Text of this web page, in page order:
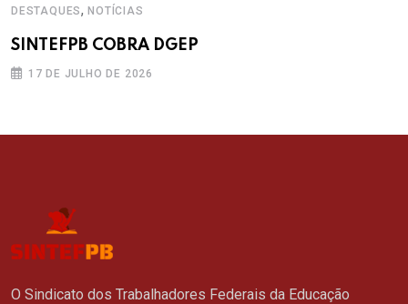
DESTAQUES,NOTÍCIAS
SINTEFPB COBRA DGEP
17 DE JULHO DE 2026
O Sindicato dos Trabalhadores Federais da Educação